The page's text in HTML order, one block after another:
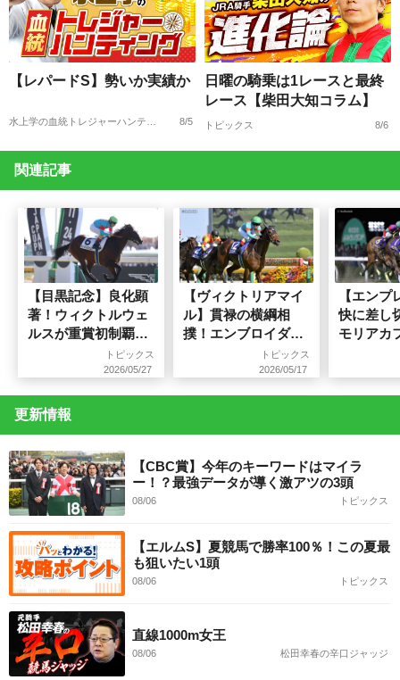
【レパードS】勢いか実績か
8/5
日曜の騎乗は1レースと最終
レース【柴田大知コラム】
トピックス 8/6
関連記事
【目黒記念】良化顕
著！ウィクトルウェ
ルスが重賞初制覇に
トピックス
2026/05/27
【ヴィクトリアマイ
ル】貫禄の横綱相
撲！エンブロイダリ
ーが力強く抜け出し
G1・3勝目！
トピックス
2026/05/17
【エンプ
快に差し
モリアカ
更新情報
【CBC賞】今年のキーワードはマイラ
ー！？最強データが導く激アツの3頭
トピックス
08/06
【エルムS】夏競馬で勝率100％！この夏最
も狙いたい1頭
トピックス
08/06
直線1000m女王
松田幸春の辛口ジャッジ
08/06